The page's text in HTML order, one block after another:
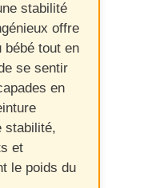
stabilité
offre
bébé tout en
se sentir
en
stabilité,
et
le poids du